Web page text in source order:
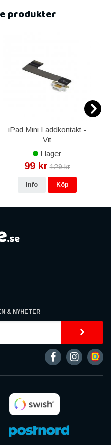
produkter
iPad Mini Laddkontakt -
Vit
I lager
99 kr 129 kr
Info Köp
& NYHETER